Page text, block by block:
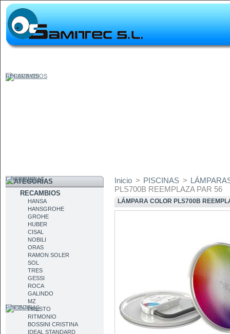
RECAMBIOS
GRIFERIAS
PISCINAS
CATEGORÍAS
RECAMBIOS
HANSA
HANSGROHE
GROHE
HUBER
CISAL
NOBILI
ORAS
RAMON SOLER
SOL
TRES
GESSI
ROCA
GALINDO
MZ
PRESTO
RITMONIO
BOSSINI CRISTINA
IDEAL STANDARD
Inicio > PISCINAS >
PLS700B REEMPLAZA PAR 56
LÁMPARA COLOR PLS700B